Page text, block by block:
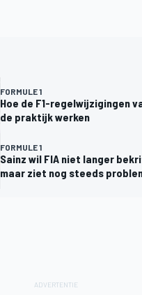
FORMULE 1
Hoe de F1-regelwijzigingen
de praktijk werken
FORMULE 1
Sainz wil FIA niet langer
maar ziet nog steeds